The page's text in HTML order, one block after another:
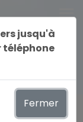
menu
jusqu'à
téléphone
Fermer